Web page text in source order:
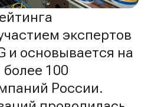
экспертов
и основывается на
100
России.